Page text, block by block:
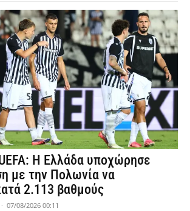
Η Ελλάδα υποχώρησε
με την Πολωνία να
2.113 βαθμούς
- 07/08/2026 00:11